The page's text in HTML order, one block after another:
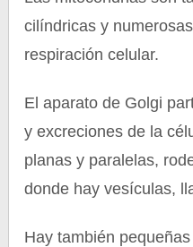
cilíndricas y
respiración celular.
El aparato de Golgi
y excreciones de la
planas y paralelas,
donde hay vesículas,
Hay también